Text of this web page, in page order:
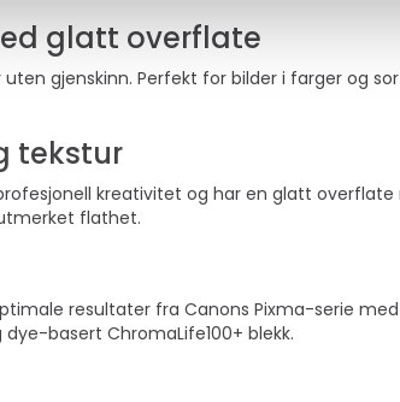
glatt overflate
gjenskinn. Perfekt for bilder i farger og
tekstur
kreativitet og har en glatt
flathet.
resultater fra Canons Pixma-serie
basert ChromaLife100+ blekk.